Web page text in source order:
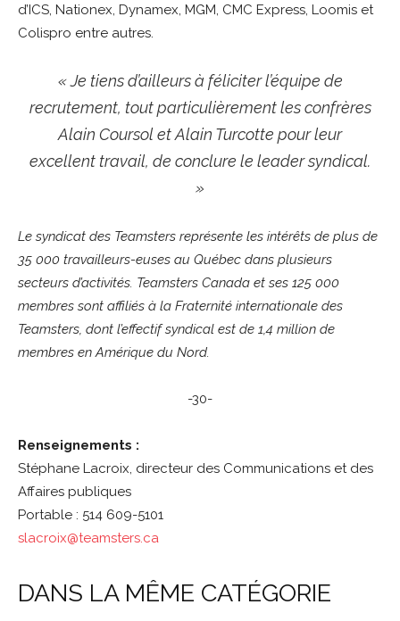
d’ICS, Nationex, Dynamex, MGM, CMC Express, Loomis et
Colispro entre autres.
« Je tiens d’ailleurs à féliciter l’équipe de
recrutement, tout particulièrement les confrères
Alain Coursol et Alain Turcotte pour leur
excellent travail, de conclure le leader syndical.
»
Le syndicat des Teamsters représente les intérêts de plus de
35 000 travailleurs-euses au Québec dans plusieurs
secteurs d’activités. Teamsters Canada et ses 125 000
membres sont affiliés à la Fraternité internationale des
Teamsters, dont l’effectif syndical est de 1,4 million de
membres en Amérique du Nord.
-30-
Renseignements :
Stéphane Lacroix, directeur des Communications et des
Affaires publiques
Portable : 514 609-5101
slacroix@teamsters.ca
DANS LA MÊME CATÉGORIE